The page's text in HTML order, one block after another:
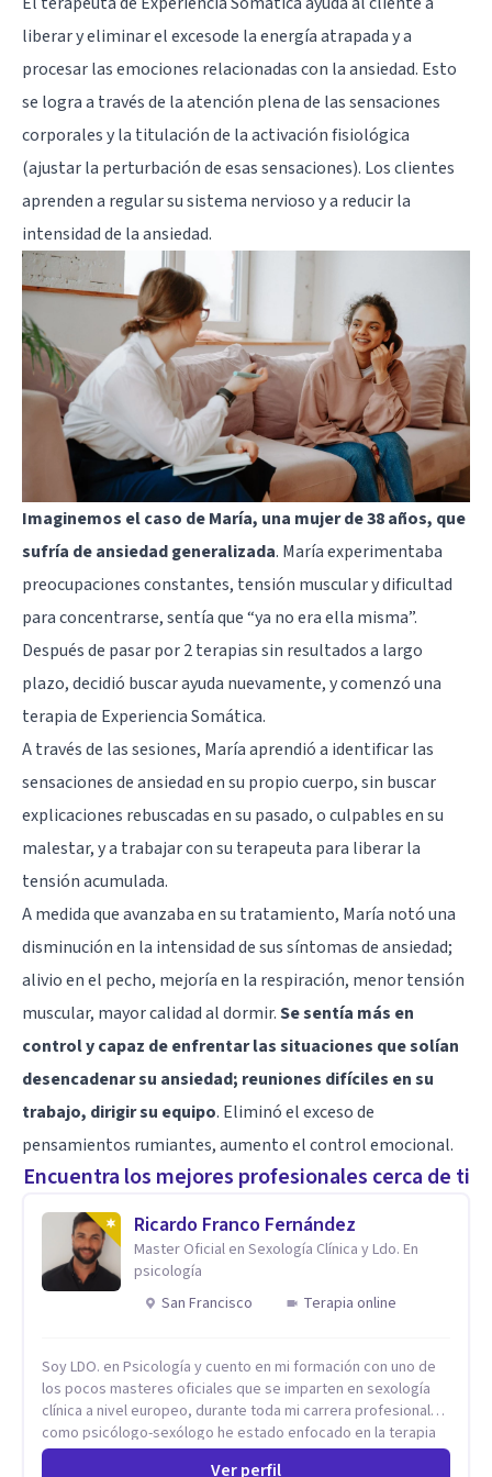
liberar y eliminar el excesode la energía atrapada y a
procesar las emociones relacionadas con la ansiedad. Esto
se logra a través de la atención plena de las sensaciones
corporales y la titulación de la activación fisiológica
(ajustar la perturbación de esas sensaciones). Los clientes
aprenden a regular su sistema nervioso y a reducir la
intensidad de la ansiedad.
Imaginemos el caso de María, una mujer de 38 años, que
sufría de ansiedad generalizada. María experimentaba
preocupaciones constantes, tensión muscular y dificultad
para concentrarse, sentía que “ya no era ella misma”.
Después de pasar por 2 terapias sin resultados a largo
plazo, decidió buscar ayuda nuevamente, y comenzó una
terapia de Experiencia Somática.
A través de las sesiones, María aprendió a identificar las
sensaciones de ansiedad en su propio cuerpo, sin buscar
explicaciones rebuscadas en su pasado, o culpables en su
malestar, y a trabajar con su terapeuta para liberar la
tensión acumulada.
A medida que avanzaba en su tratamiento, María notó una
disminución en la intensidad de sus síntomas de ansiedad;
alivio en el pecho, mejoría en la respiración, menor tensión
muscular, mayor calidad al dormir.Se sentía más en
control y capaz de enfrentar las situaciones que solían
desencadenar su ansiedad; reuniones difíciles en su
trabajo, dirigir su equipo. Eliminó el exceso de
pensamientos rumiantes, aumento el control emocional.
Encuentra los mejores profesionales cerca de ti
Ricardo Franco Fernández
Master Oficial en Sexología Clínica y Ldo. En
psicología
San Francisco
Terapia online
Soy LDO. en Psicología y cuento en mi formación con uno de
los pocos masteres oficiales que se imparten en sexología
clínica a nivel europeo, durante toda mi carrera profesional
como psicólogo-sexólogo he estado enfocado en la terapia
sexual desde una perspectiva multidisciplinar BIO-PSICO-
Ver perfil